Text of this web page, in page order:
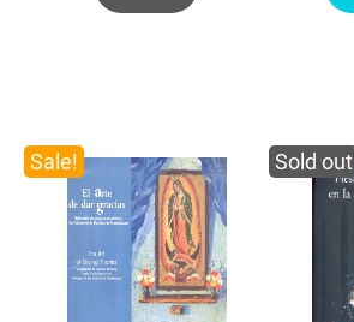
Sale! Sold out